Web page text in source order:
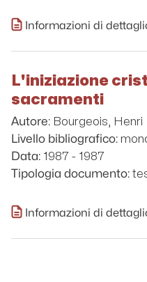
Informazioni di
L'iniziazione
sacramenti
Autore: Bourgeois,
Livello bibliografico:
Data: 1987 - 1987
Tipologia documento:
Informazioni di